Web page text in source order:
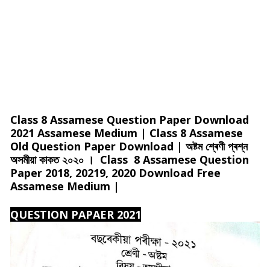
Class 8 Assamese Question Paper Download
2021 Assamese Medium | Class 8 Assamese
Old Question Paper Download | অষ্টম শ্ৰেণী প্ৰশ্ন
অসমীয়া কাকত ২০২০ । Class 8 Assamese Question
Paper 2018, 20219, 2020 Download Free
Assamese Medium |
QUESTION PAPAER 2021